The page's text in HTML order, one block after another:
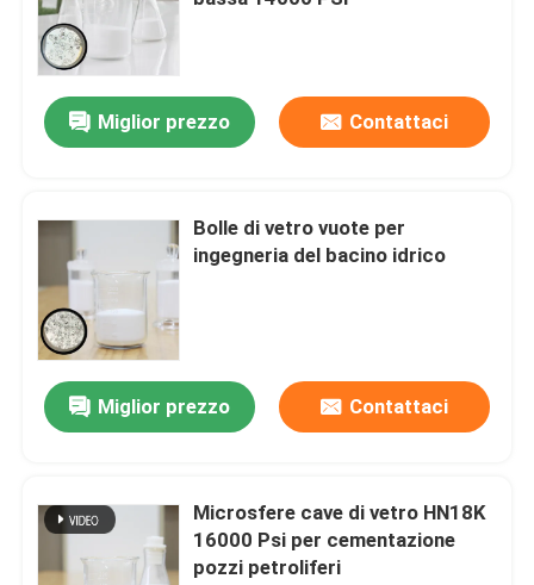
Miglior prezzo Contattaci
Bolle di vetro vuote per
ingegneria del bacino idrico
Miglior prezzo Contattaci
Microsfere cave di vetro HN18K
16000 Psi per cementazione
pozzi petroliferi